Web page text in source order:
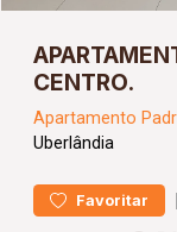
CENTRO.
Apartamento
Uberlândia
Favoritar